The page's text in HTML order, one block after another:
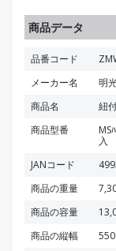
商品データ
品番コード
メーカー名
明
商品名
紐
商品型番
MS
入
JANコード
商品の重量
商品の容量
商品の縦幅
550